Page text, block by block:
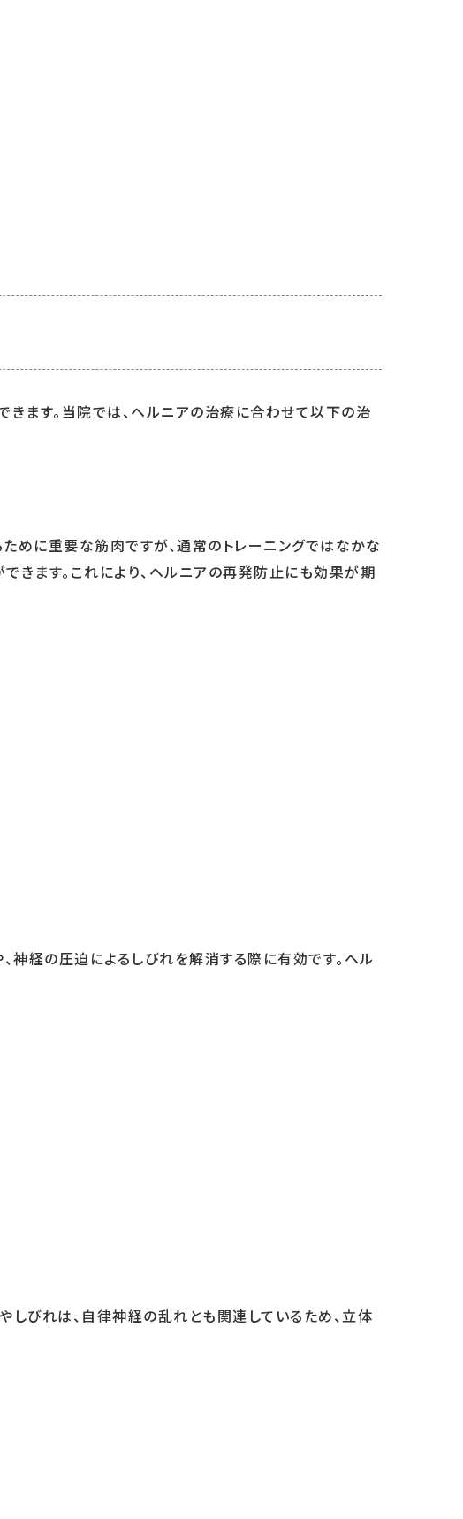
ます。当院では、ヘルニアの治療に合わせて以下の治
めに重要な筋肉ですが、通常のトレーニングではなかな
きます。これにより、ヘルニアの再発防止にも効果が期
神経の圧迫によるしびれを解消する際に有効です。ヘル
びれは、自律神経の乱れとも関連しているため、立体